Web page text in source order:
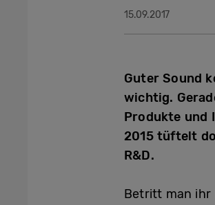
15.09.2017
Guter Sound
wichtig.
Produkte und
2015 tüftelt
R&D.
Betritt man ihr